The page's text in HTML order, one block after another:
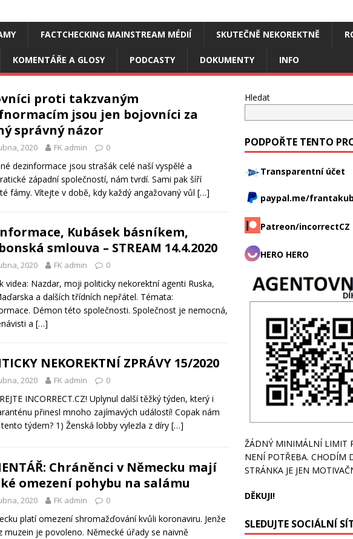
FACTCHECKING MAINSTREAM MÉDIÍ SKUTEČNĚ NEKOREKTNĚ
KOMENTÁŘE A GLOSY PODCASTY DOKUMENTY INFO
proti takzvaným
jsou jen bojovníci za
správný názor
2020 FK admin 0
dezinformace jsou strašák celé naší vyspělé a
západní společností, nám tvrdí. Sami pak šíří
fámy. Vítejte v době, kdy každý angažovaný vůl […]
Kubásek básníkem,
smlouva – STREAM 14.4.2020
2020 FK admin 0
videa: Nazdar, moji politicky nekorektní agenti Ruska,
a dalších třídních nepřátel. Témata:
Démon této společnosti. Společnost je nemocná,
a […]
NEKOREKTNÍ ZPRÁVY 15/2020
2020 FK admin 0
INCORRECT.CZ! Uplynul další těžký týden, který i
přinesl mnoho zajímavých událostí! Copak nám
týdem? 1) Ženská lobby vylezla z díry […]
Chráněnci v Německu mají
omezení pohybu na salámu
2020 FK admin 0
platí omezení shromažďování kvůli koronaviru. Jenže
muzein je povoleno. Německé úřady se naivně
Hledat
PODPOŘTE TENTO
Transparentní účet
paypal.me/frantakub
Patreon/incorrectCZ
HERO HERO
ŽÁDNÝ MINIMÁLNÍ LIMIT
NENÍ POTŘEBA. CHODÍM
STRÁNKA JE JEN
DĚKUJI!
SLEDUJTE SOCIÁLNÍ